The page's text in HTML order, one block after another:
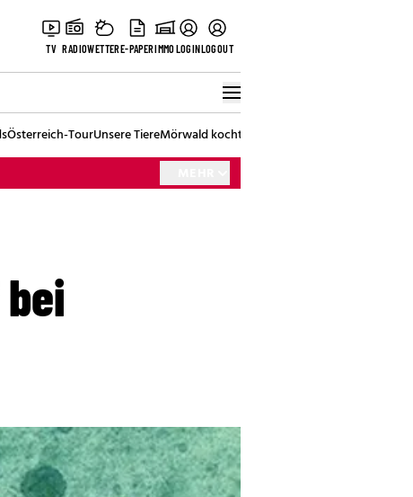
TV RADIOWETTERE-PAPERIMMOLOGINLOGOUT
Österreich-TourUnsere TiereMörwald kocht